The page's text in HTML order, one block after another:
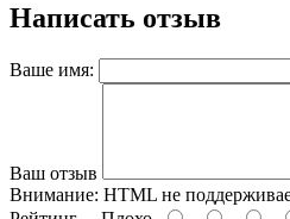
Написать отзыв
Ваше имя:
Ваш отзыв
Внимание: HTML не